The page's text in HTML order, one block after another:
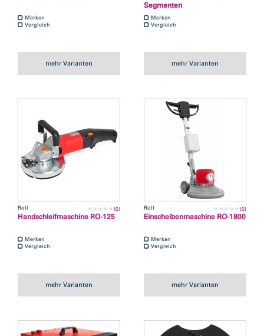
Merken
Vergleich
mehr Varianten
Segmenten
Merken
Vergleich
mehr Varianten
Roll (0)
Handschleifmaschine RO-125
Merken
Vergleich
mehr Varianten
Roll (0)
Einscheibenmaschine RO-1800
Merken
Vergleich
mehr Varianten